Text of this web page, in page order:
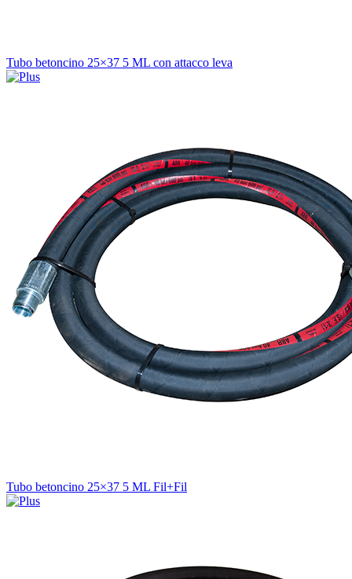
Tubo betoncino 25×37 5 ML con attacco leva
Tubo betoncino 25×37 5 ML Fil+Fil